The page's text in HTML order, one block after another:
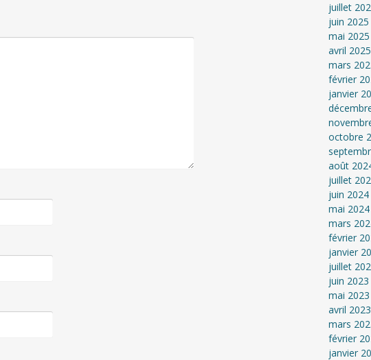
juillet
juin 2025
mai 2025
avril 2025
mars
février
janvier
octobre
août
juillet
juin 2024
mai 2024
mars
février
janvier
juillet
juin 2023
mai 2023
avril 2023
mars
février
janvier